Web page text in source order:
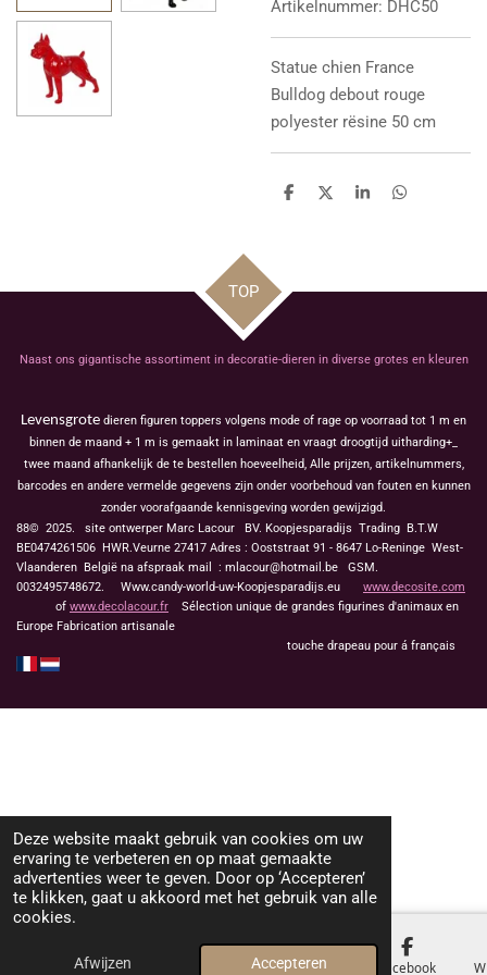
Deze website maakt gebruik van cookies om uw
ervaring te verbeteren en op maat gemaakte
advertenties weer te geven. Door op ‘Accepteren’
te klikken, gaat u akkoord met het gebruik van alle
cookies.
Afwijzen Accepteren
Artikelnummer: DHC50
Statue chien France
Bulldog debout rouge
polyester rësine 50 cm
D
D
S
D
TOP
Naast ons gigantische assortiment in decoratie-dieren in diverse grotes en kleuren
Levensgrote dieren figuren toppers volgens mode of rage op voorraad tot 1 m en
binnen de maand + 1 m is gemaakt in laminaat en vraagt droogtijd uitharding+_
twee maand afhankelijk de te bestellen hoeveelheid, Alle prijzen, artikelnummers,
barcodes en andere vermelde gegevens zijn onder voorbehoud van fouten en kunnen
zonder voorafgaande kennisgeving worden gewijzigd.
88© 2025. site ontwerper Marc Lacour BV. Koopjesparadijs Trading
B.T.W
BE0474261506 HWR.Veurne 27417 Adres : Ooststraat 91 - 8647 Lo-Reninge West-
Vlaanderen België na afspraak mail : mlacour@hotmail.be GSM.
0032495748672. Www.candy-world-uw-Koopjesparadijs.eu www.decosite.com
of www.decolacour.fr Sélection unique de grandes figurines d'animaux en
Europe Fabrication artisanale
touche drapeau pour á français
E-mailadres Kaart Facebook